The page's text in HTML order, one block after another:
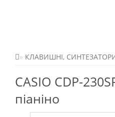
КЛАВИШНІ,
CASIO CDP-
піаніно